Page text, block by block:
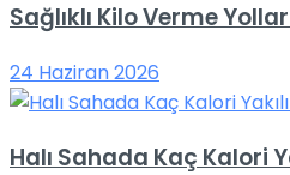
Sağlıklı Kilo Verme
24 Haziran 2026
Halı Sahada Kaç Kalori